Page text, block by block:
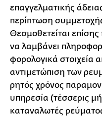
επαγγελματικής
περίπτωση
Θεσμοθετείται
να λαμβάνει
φορολογικά στοιχεία
αντιμετώπιση των
ρητός χρόνος
υπηρεσία (τέσσερις
καταναλωτές